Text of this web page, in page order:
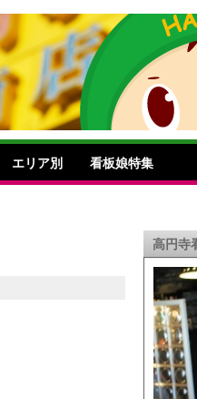
エリア別 看板娘特集
高円寺